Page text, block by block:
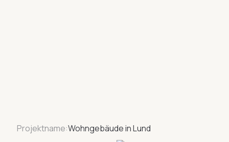
Projektname:Wohngebäude in Lund